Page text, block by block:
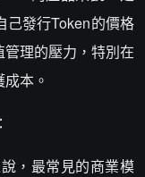
己發行Token的價格
理的壓力，特別在
本。
：
，最常見的商業模